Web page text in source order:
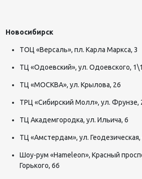
Новосибирск
ТОЦ «Версаль», пл. Карла Маркса, 3
ТЦ «Одоевский», ул. Одоевского,
ТЦ «МОСКВА», ул. Крылова, 26
ТРЦ «Сибирский Молл», ул. Фрунзе,
ТЦ Академгородка, ул. Ильича, 6
ТЦ «Амстердам», ул. Геодезическая,
Шоу-рум «Hameleon», Красный
Горького, 66